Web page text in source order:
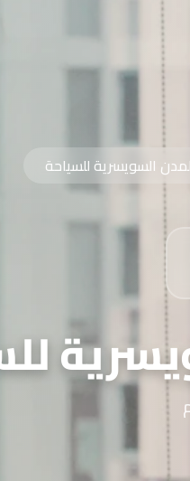
السويسرية للسياحة